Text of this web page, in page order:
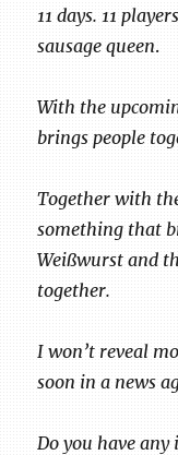
11 days. 11
sausage queen.
With the
brings people
Together with
something that
Weißwurst and
together.
I won’t reveal
soon in a news
Do you have